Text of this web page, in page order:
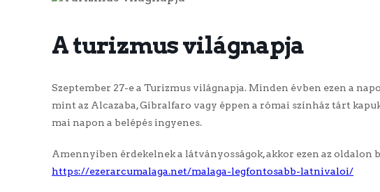
A turizmus világnapja
Szeptember 27-e a Turizmus világnapja. Minden évben ezen a
mint az Alcazaba, Gibralfaro vagy éppen a római színház tárt
mai napon a belépés ingyenes.
Amennyiben érdekelnek a látványosságok, akkor ezen az oldalon
https://ezerarcumalaga.net/malaga-legfontosabb-latnivaloi/